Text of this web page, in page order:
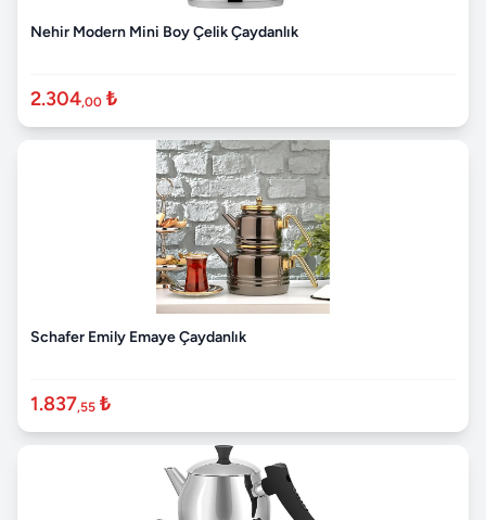
Nehir Modern Mini Boy Çelik Çaydanlık
2.304,00 ₺
Schafer Emily Emaye Çaydanlık
1.837,55 ₺